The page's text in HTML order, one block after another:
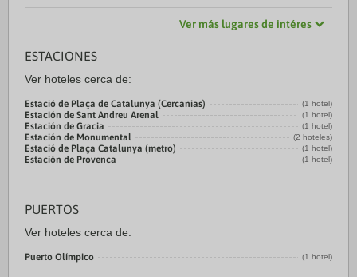
Ver más lugares de intéres
ESTACIONES
Ver hoteles cerca de:
Estació de Plaça de Catalunya (Cercanias) (1 hotel)
Estación de Sant Andreu Arenal (1 hotel)
Estación de Gracia (1 hotel)
Estación de Monumental (2 hoteles)
Estació de Plaça Catalunya (metro) (1 hotel)
Estación de Provenca (1 hotel)
PUERTOS
Ver hoteles cerca de:
Puerto Olímpico (1 hotel)